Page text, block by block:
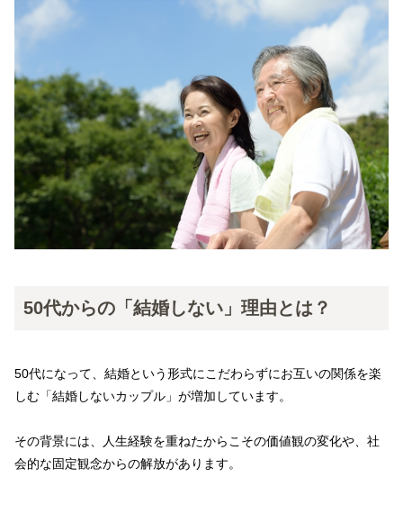
50代からの「結婚しない」理由とは？
50代になって、結婚という形式にこだわらずにお互いの関係を楽
しむ「結婚しないカップル」が増加しています。
その背景には、人生経験を重ねたからこその価値観の変化や、社
会的な固定観念からの解放があります。